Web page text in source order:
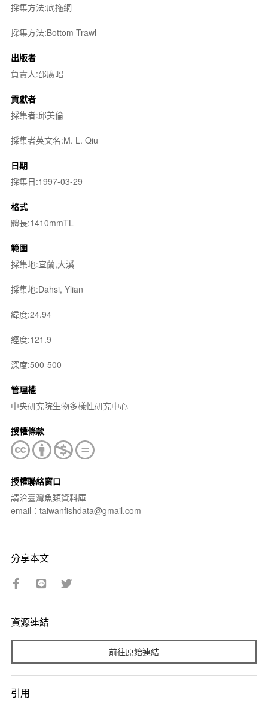
採集方法:底拖網
採集方法:Bottom Trawl
出版者
負責人:邵廣昭
貢獻者
採集者:邱美倫
採集者英文名:M. L. Qiu
日期
採集日:1997-03-29
格式
體長:1410mmTL
範圍
採集地:宜蘭,大溪
採集地:Dahsi, Ylian
緯度:24.94
經度:121.9
深度:500-500
管理權
中央研究院生物多樣性研究中心
授權條款
授權聯絡窗口
請洽臺灣魚類資料庫
email：taiwanfishdata@gmail.com
分享本文
資源連結
前往原始連結
引用